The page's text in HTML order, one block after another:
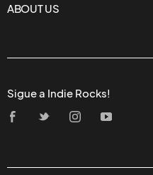
ABOUT US
Sigue a Indie Rocks!